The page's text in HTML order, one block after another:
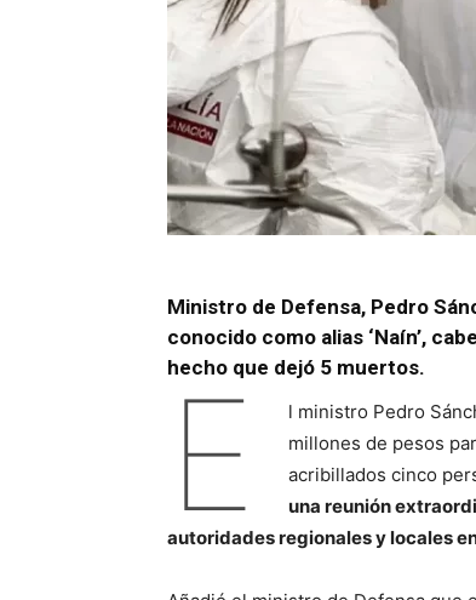
Ministro de Defensa, Pedro
conocido como alias ‘Naín’,
hecho que dejó 5 muertos.
E
l ministro Pedro
millones de pesos
acribillados cinco
una reunión
autoridades regionales y locales